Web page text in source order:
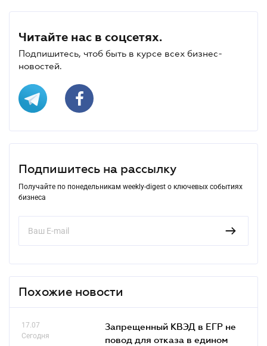
Читайте нас в соцсетях.
Подпишитесь, чтоб быть в курсе всех бизнес-
новостей.
Подпишитесь на рассылку
Получайте по понедельникам weekly-digest о ключевых событиях
бизнеса
Похожие новости
17.07
Сегодня
Запрещенный КВЭД в ЕГР не
повод для отказа в едином